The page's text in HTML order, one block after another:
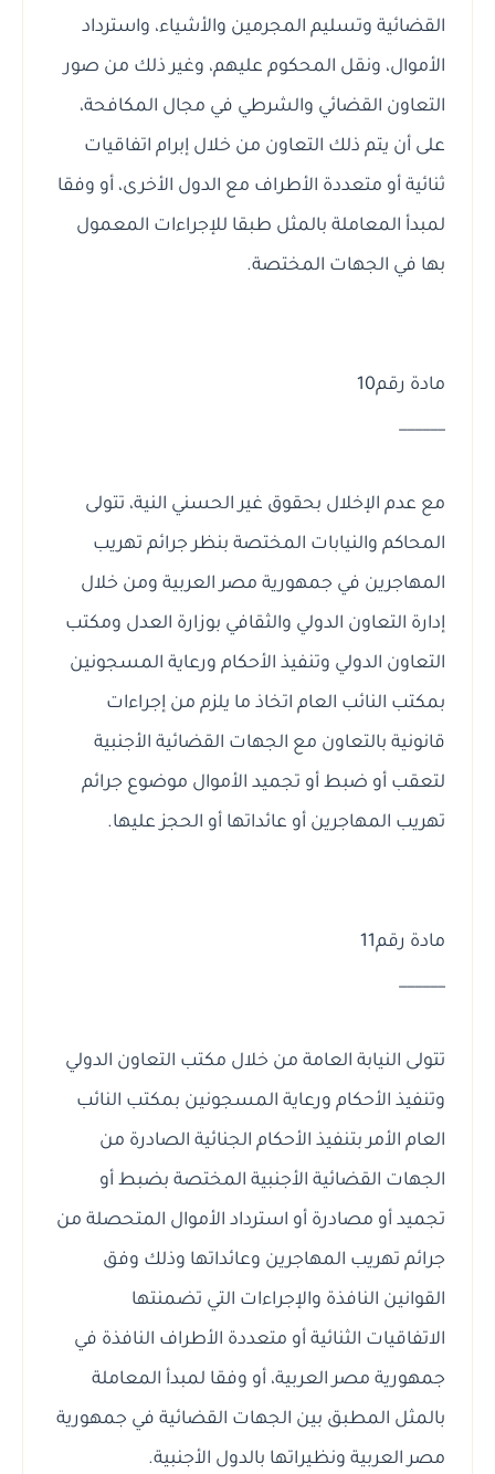
القضائية وتسليم المجرمين والأشياء، واسترداد
الأموال، ونقل المحكوم عليهم، وغير ذلك من صور
التعاون القضائي والشرطي في مجال المكافحة،
على أن يتم ذلك التعاون من خلال إبرام اتفاقيات
ثنائية أو متعددة الأطراف مع الدول الأخرى، أو وفقا
لمبدأ المعاملة بالمثل طبقا للإجراءات المعمول
بها في الجهات المختصة.
مادة رقم10
______
مع عدم الإخلال بحقوق غير الحسني النية، تتولى
المحاكم والنيابات المختصة بنظر جرائم تهريب
المهاجرين في جمهورية مصر العربية ومن خلال
إدارة التعاون الدولي والثقافي بوزارة العدل ومكتب
التعاون الدولي وتنفيذ الأحكام ورعاية المسجونين
بمكتب النائب العام اتخاذ ما يلزم من إجراءات
قانونية بالتعاون مع الجهات القضائية الأجنبية
لتعقب أو ضبط أو تجميد الأموال موضوع جرائم
تهريب المهاجرين أو عائداتها أو الحجز عليها.
مادة رقم11
______
تتولى النيابة العامة من خلال مكتب التعاون الدولي
وتنفيذ الأحكام ورعاية المسجونين بمكتب النائب
العام الأمر بتنفيذ الأحكام الجنائية الصادرة من
الجهات القضائية الأجنبية المختصة بضبط أو
تجميد أو مصادرة أو استرداد الأموال المتحصلة من
جرائم تهريب المهاجرين وعائداتها وذلك وفق
القوانين النافذة والإجراءات التي تضمنتها
الاتفاقيات الثنائية أو متعددة الأطراف النافذة في
جمهورية مصر العربية، أو وفقا لمبدأ المعاملة
بالمثل المطبق بين الجهات القضائية في جمهورية
مصر العربية ونظيراتها بالدول الأجنبية.